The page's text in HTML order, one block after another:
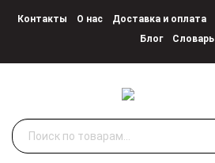
Контакты О нас Доставка и оплата
Блог
Словарь
Искать: